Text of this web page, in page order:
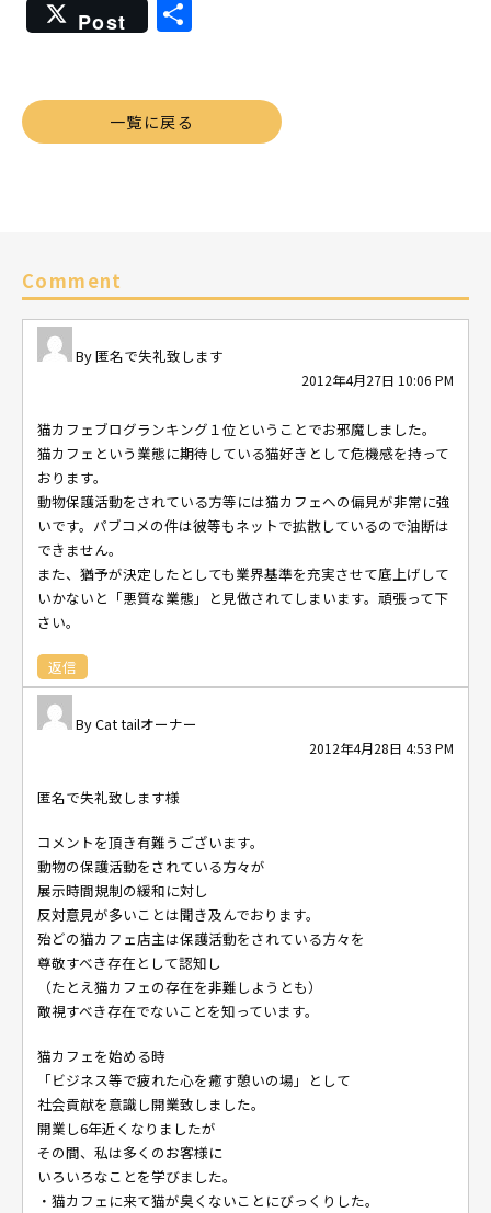
Post 共
一覧に戻る
Comment
匿名で失礼致します
2012年4月27日 10:06 PM
猫カフェブログランキング１位ということでお邪魔しました。
猫カフェという業態に期待している猫好きとして危機感を持って
おります。
動物保護活動をされている方等には猫カフェへの偏見が非常に強
いです。パブコメの件は彼等もネットで拡散しているので油断は
できません。
また、猶予が決定したとしても業界基準を充実させて底上げして
いかないと「悪質な業態」と見做されてしまいます。頑張って下
さい。
返信
Cat tailオーナー
2012年4月28日 4:53 PM
匿名で失礼致します様
コメントを頂き有難うございます。
動物の保護活動をされている方々が
展示時間規制の緩和に対し
反対意見が多いことは聞き及んでおります。
殆どの猫カフェ店主は保護活動をされている方々を
尊敬すべき存在として認知し
（たとえ猫カフェの存在を非難しようとも）
敵視すべき存在でないことを知っています。
猫カフェを始める時
「ビジネス等で疲れた心を癒す憩いの場」として
社会貢献を意識し開業致しました。
開業し6年近くなりましたが
その間、私は多くのお客様に
いろいろなことを学びました。
・猫カフェに来て猫が臭くないことにびっくりした。